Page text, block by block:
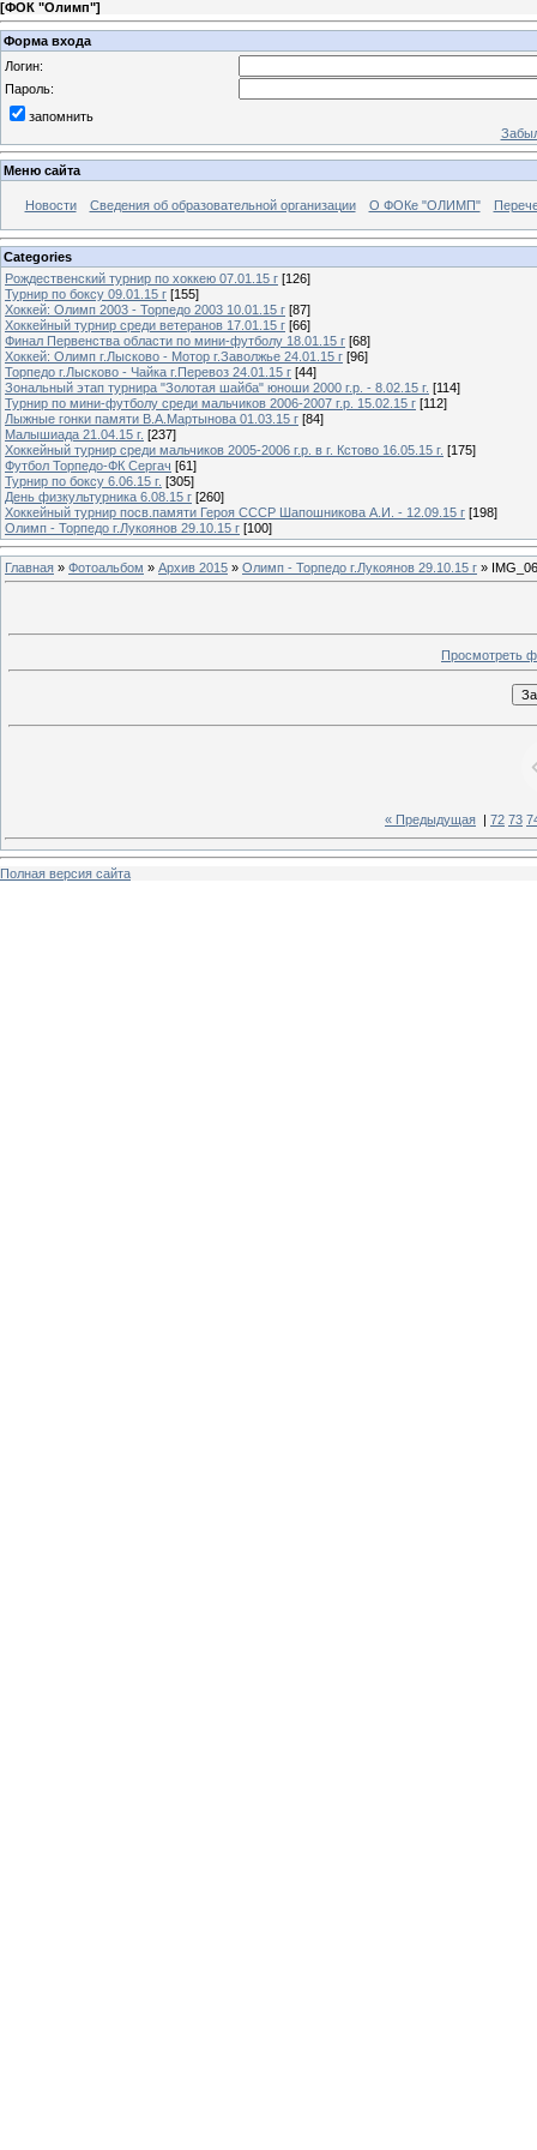
[ФОК "Олимп"]
Форма входа
Логин:
Пароль:
запомнить
Меню сайта
Новости Сведения об образовательной организации О ФОКе "ОЛИМП"
Categories
Рождественский турнир по хоккею 07.01.15 г [126]
Турнир по боксу 09.01.15 г [155]
Хоккей: Олимп 2003 - Торпедо 2003 10.01.15 г [87]
Хоккейный турнир среди ветеранов 17.01.15 г [66]
Финал Первенства области по мини-футболу 18.01.15 г [68]
Хоккей: Олимп г.Лысково - Мотор г.Заволжье 24.01.15 г [96]
Торпедо г.Лысково - Чайка г.Перевоз 24.01.15 г [44]
Зональный этап турнира "Золотая шайба" юноши 2000 г.р. - 8.02.15 г. [114]
Турнир по мини-футболу среди мальчиков 2006-2007 г.р. 15.02.15 г [112]
Лыжные гонки памяти В.А.Мартынова 01.03.15 г [84]
Малышиада 21.04.15 г. [237]
Хоккейный турнир среди мальчиков 2005-2006 г.р. в г. Кстово 16.05.15 г. [175]
Футбол Торпедо-ФК Сергач [61]
Турнир по боксу 6.06.15 г. [305]
День физкультурника 6.08.15 г [260]
Хоккейный турнир посв.памяти Героя СССР Шапошникова А.И. - 12.09.15 г [198]
Олимп - Торпедо г.Лукоянов 29.10.15 г [100]
Главная » Фотоальбом » Архив 2015 » Олимп - Торпедо г.Лукоянов 29.10.15 г »
Просмотреть
« Предыдущая 72 73
Полная версия сайта